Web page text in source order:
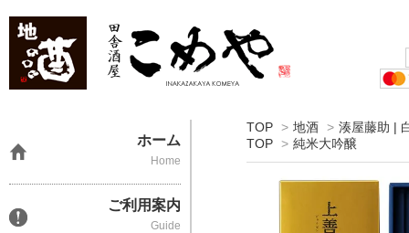
TOP > 地酒 > 湊屋藤助 |
TOP > 純米大吟醸
ホーム
Home
ご利用案内
Guide